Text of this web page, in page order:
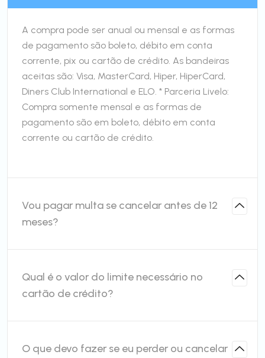
A compra pode ser anual ou mensal e as formas
de pagamento são boleto, débito em conta
corrente, pix ou cartão de crédito. As bandeiras
aceitas são: Visa, MasterCard, Hiper, HiperCard,
Diners Club International e ELO. * Parceria Livelo:
Compra somente mensal e as formas de
pagamento são em boleto, débito em conta
corrente ou cartão de crédito.
Vou pagar multa se cancelar antes de 12
meses?
Qual é o valor do limite necessário no
cartão de crédito?
O que devo fazer se eu perder ou cancelar